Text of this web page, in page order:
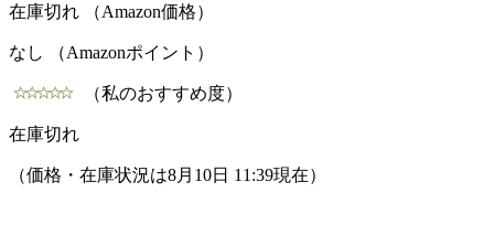
在庫切れ （Amazon価格）
なし （Amazonポイント）
（私のおすすめ度）
在庫切れ
（価格・在庫状況は8月10日 11:39現在）